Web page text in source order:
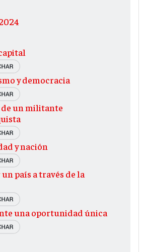
y democracia
de un militante
y nación
país a través de la
una oportunidad única